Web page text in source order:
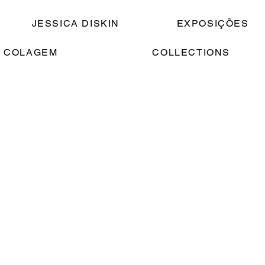
JESSICA DISKIN EXPOSIÇÕES
COLLECTIONS